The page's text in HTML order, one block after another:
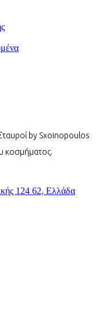
by Sxoinopoulos
κοσμήματος.
124 62, Ελλάδα